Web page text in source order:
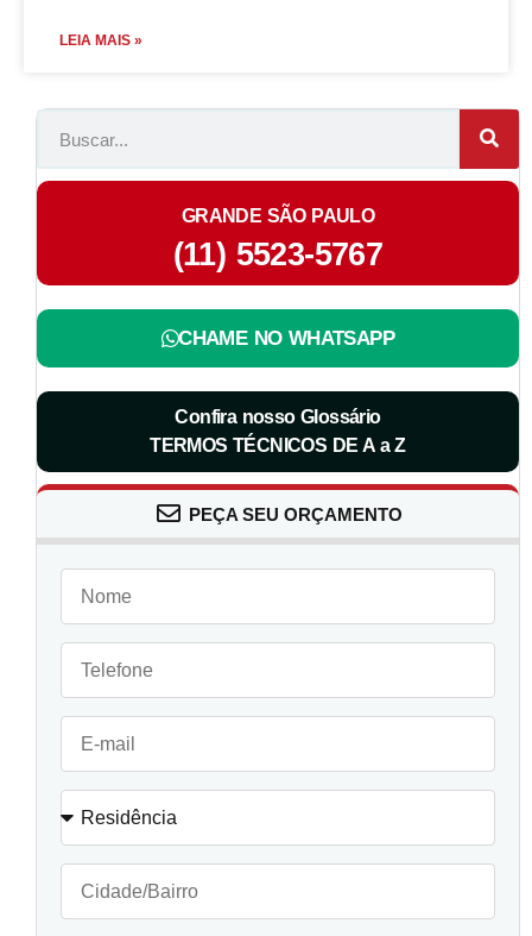
LEIA MAIS »
GRANDE SÃO PAULO
(11) 5523-5767
CHAME NO WHATSAPP
Confira nosso Glossário
TERMOS TÉCNICOS DE A a Z
PEÇA SEU ORÇAMENTO